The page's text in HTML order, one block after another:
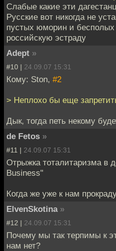
Слабые какие эти
Русские вот никогда не
пустых юморин и
российскую эстраду
Adept »
#10 | 24.09.07 15:31
Кому: Ston, #2
> Неплохо бы еще
Дык, тогда петь некому
de Fetos »
#11 | 24.09.07 15:31
Отрыжка тоталитаризма в
Business"
Когда же уже к нам
ElvenSkotina »
#12 | 24.09.07 15:31
Почему мы так терпимы к
нам нет?